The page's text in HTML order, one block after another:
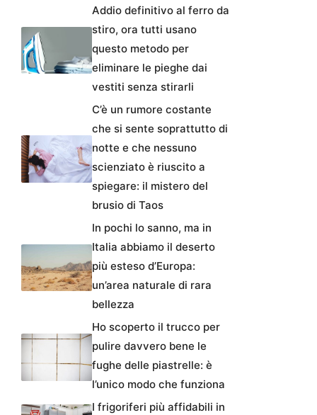
Addio definitivo al ferro da
stiro, ora tutti usano
questo metodo per
eliminare le pieghe dai
vestiti senza stirarli
C’è un rumore costante
che si sente soprattutto di
notte e che nessuno
scienziato è riuscito a
spiegare: il mistero del
brusio di Taos
In pochi lo sanno, ma in
Italia abbiamo il deserto
più esteso d’Europa:
un’area naturale di rara
bellezza
Ho scoperto il trucco per
pulire davvero bene le
fughe delle piastrelle: è
l’unico modo che funziona
I frigoriferi più affidabili in